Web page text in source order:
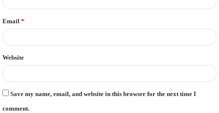
Email *
Website
Save my name, email, and website in this browser for the next time I
comment.